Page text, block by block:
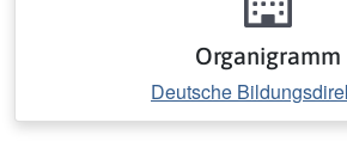
Organigramm
Deutsche